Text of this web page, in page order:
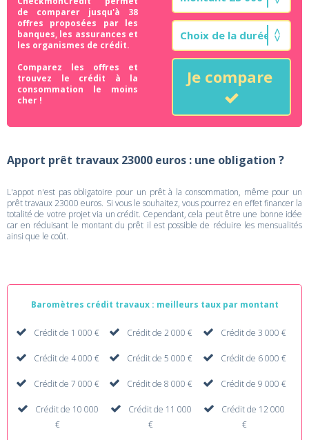
de comparer jusqu'à 38
offres proposées par les
banques, les assurances et
les organismes de crédit.
Comparez les offres et
trouvez le crédit à la
consommation le moins
cher !
Je compare
Apport prêt travaux 23000 euros : une obligation ?
L'appot n'est pas obligatoire pour un prêt à la consommation, même pour un
prêt travaux 23000 euros. Si vous le souhaitez, vous pourrez en effet financer la
totalité de votre projet via un crédit. Cependant, cela peut être une bonne idée
car en réduisant le montant du prêt il est possible de réduire les mensualités
ainsi que le coût.
Baromètres crédit travaux : meilleurs taux par montant
Crédit de 1 000 € Crédit de 2 000 € Crédit de 3 000 €
Crédit de 4 000 € Crédit de 5 000 € Crédit de 6 000 €
Crédit de 7 000 € Crédit de 8 000 € Crédit de 9 000 €
Crédit de 10 000
€
Crédit de 11 000
€
Crédit de 12 000
€